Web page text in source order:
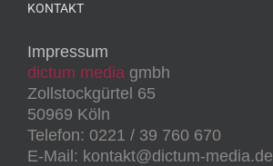
KONTAKT
Impressum
dictum media gmbh
Zollstockgürtel 65
50969 Köln
Telefon: 0221 / 39 760 670
E-Mail: kontakt@dictum-media.de